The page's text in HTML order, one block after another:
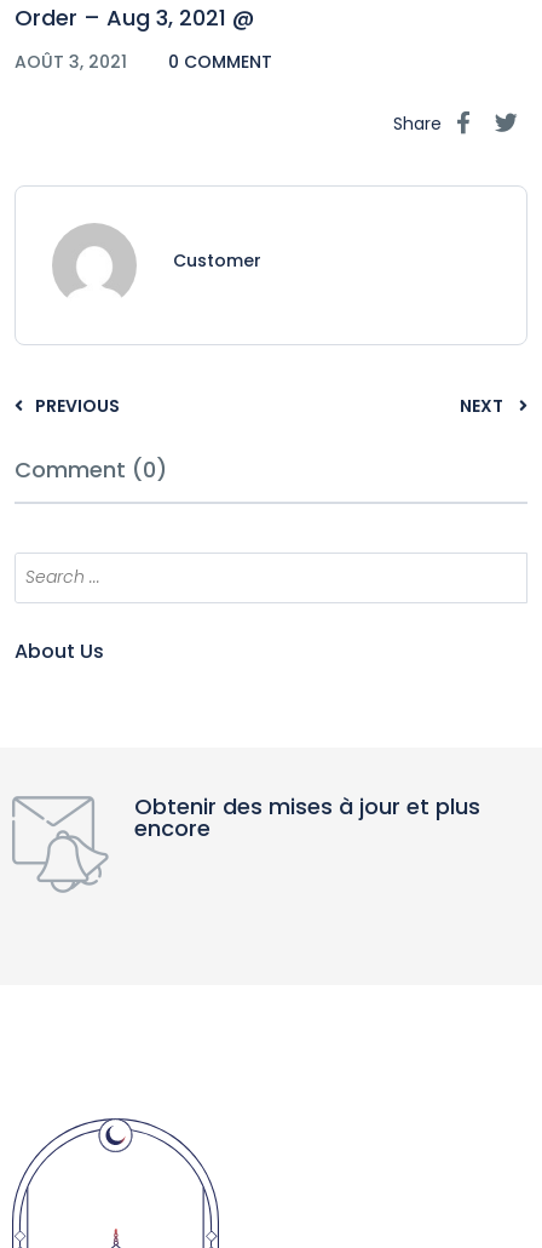
Order – Aug 3, 2021 @
AOÛT 3, 2021 0 COMMENT
Share
Customer
PREVIOUS NEXT
Comment (0)
About Us
Obtenir des mises à jour et plus
encore